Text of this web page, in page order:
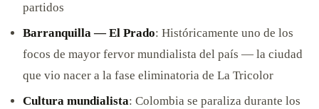
partidos
Barranquilla — El Prado: Históricamente uno de los
focos de mayor fervor mundialista del país — la ciudad
que vio nacer a la fase eliminatoria de La Tricolor
Cultura mundialista: Colombia se paraliza durante los